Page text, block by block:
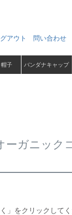
アウト 問い合わせ
帽子 バンダナキャップ
ーガニック
」をクリックしてく